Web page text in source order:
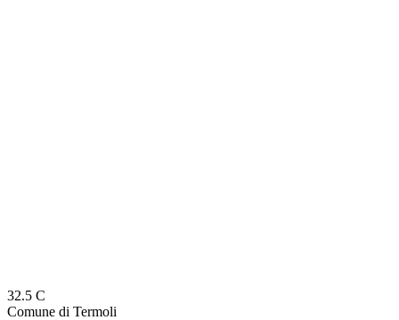
32.5 C
Comune di Termoli